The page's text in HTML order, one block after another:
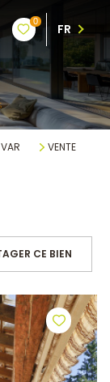
0
FR
VENTE
CE BIEN